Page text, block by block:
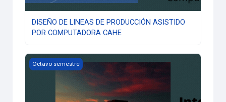
DISEÑO DE LINEAS DE PRODUCCIÓN ASISTIDO
POR COMPUTADORA CAHE
LOGÍSTICA INTERNACIONAL
Octavo semestre